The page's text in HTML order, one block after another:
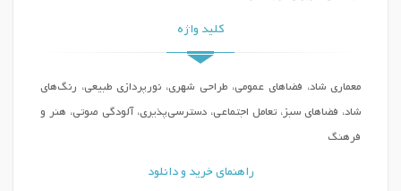
کلید واژه
معماری شاد، فضاهای عمومی، طراحی شهری، نورپردازی طبیعی، رنگ‌های
شاد، فضاهای سبز، تعامل اجتماعی، دسترسی‌پذیری، آلودگی صوتی، هنر و
فرهنگ
راهنمای خرید و دانلود